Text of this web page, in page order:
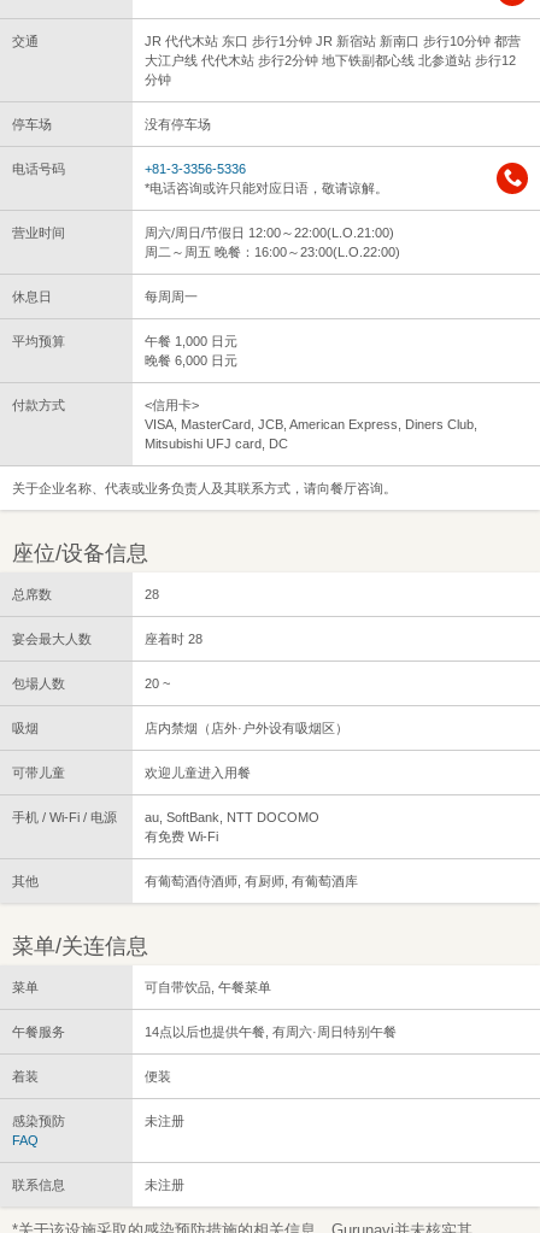
交通
JR 代代木站 东口 步行1分钟 JR 新宿站 新南口 步行10分钟 都营
大江户线 代代木站 步行2分钟 地下铁副都心线 北参道站 步行12
分钟
停车场 没有停车场
电话号码
+81-3-3356-5336
*电话咨询或许只能对应日语，敬请谅解。
营业时间
周六/周日/节假日 12:00～22:00(L.O.21:00)
周二～周五 晚餐：16:00～23:00(L.O.22:00)
休息日 每周周一
平均预算
午餐 1,000 日元
晚餐 6,000 日元
付款方式
<信用卡>
VISA, MasterCard, JCB, American Express, Diners Club,
Mitsubishi UFJ card, DC
关于企业名称、代表或业务负责人及其联系方式，请向餐厅咨询。
座位/设备信息
总席数 28
宴会最大人数 座着时 28
包場人数 20 ~
吸烟 店内禁烟（店外·户外设有吸烟区）
可带儿童 欢迎儿童进入用餐
手机 / Wi-Fi / 电源
au, SoftBank, NTT DOCOMO
有免费 Wi-Fi
其他 有葡萄酒侍酒师, 有厨师, 有葡萄酒库
菜单/关连信息
菜单 可自带饮品, 午餐菜单
午餐服务 14点以后也提供午餐, 有周六·周日特别午餐
着装 便装
感染预防
FAQ
未注册
联系信息 未注册